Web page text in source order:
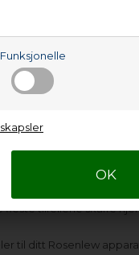
Funksjonelle
du hos Nettoparts.
tilfellene skaffe
til ditt Rosenlew